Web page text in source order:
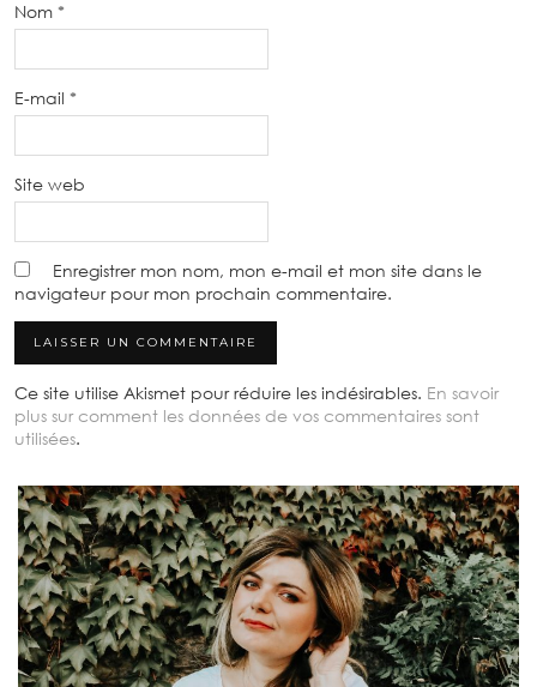
Nom *
E-mail *
Site web
Enregistrer mon nom, mon e-mail et mon site dans le
navigateur pour mon prochain commentaire.
Ce site utilise Akismet pour réduire les indésirables. En savoir
plus sur comment les données de vos commentaires sont
utilisées.